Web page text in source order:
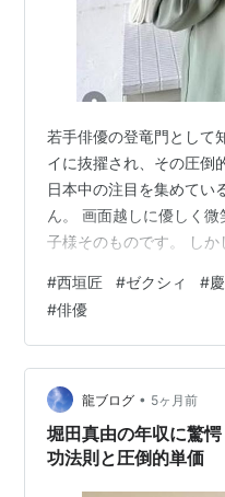
若手俳優の登竜門として
イに抜擢され、その圧倒
日本中の注目を集めてい
ん。 画面越しに優しく
子様そのものです。 しか
だけではありません。
イケメン、実は超高学歴
代表だったって本当？そ
の？」 「完璧すぎるス
の性格や業界内の評価は
璧なプロフィールの裏側
#西垣匠 #ゼクシィ #
#俳優
龍ブログ • 5ヶ月前
堀田真由の年収に驚
功法則と圧倒的単価